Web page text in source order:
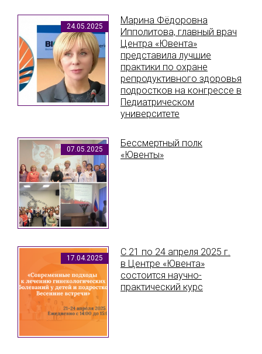
24.05.2025
Марина Фёдоровна
Ипполитова, главный врач
Центра «Ювента»
представила лучшие
практики по охране
репродуктивного здоровья
подростков на конгрессе в
Педиатрическом
университете
07.05.2025
Бессмертный полк
«Ювенты»
17.04.2025
С 21 по 24 апреля 2025 г.
в Центре «Ювента»
состоится научно-
практический курс